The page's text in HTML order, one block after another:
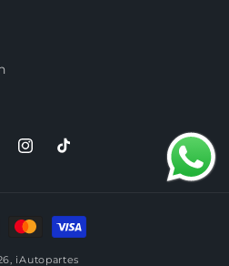
Instagram
TikTok
iAutopartes